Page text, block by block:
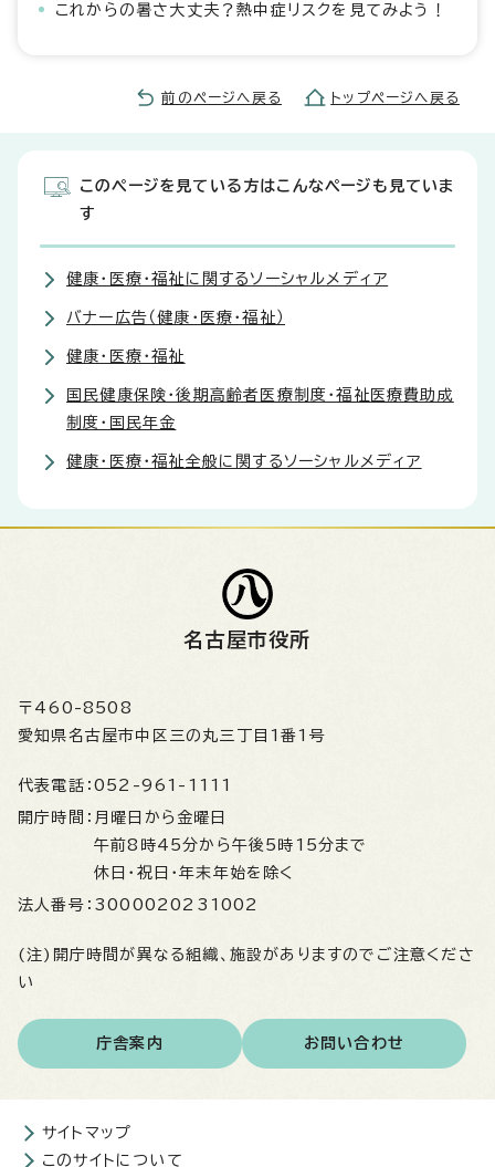
これからの暑さ大丈夫？熱中症リスクを見てみよう！
前のページへ戻る トップページへ戻る
このページを見ている方はこんなページも見ていま
す
健康・医療・福祉に関するソーシャルメディア
バナー広告（健康・医療・福祉）
健康・医療・福祉
国民健康保険・後期高齢者医療制度・福祉医療費助成
制度・国民年金
健康・医療・福祉全般に関するソーシャルメディア
名古屋市役所
〒460-8508
愛知県名古屋市中区三の丸三丁目1番1号
代表電話： 052-961-1111
開庁時間： 月曜日から金曜日
午前8時45分から午後5時15分まで
休日・祝日・年末年始を除く
法人番号： 3000020231002
(注)開庁時間が異なる組織、施設がありますのでご注意くださ
い
庁舎案内 お問い合わせ
サイトマップ
このサイトについて